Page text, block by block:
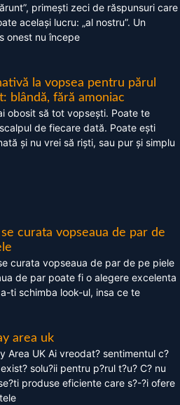
primești zeci de răspunsuri care
același lucru: „al nostru”. Un
onest nu începe
la vopsea pentru părul
blândă, fără amoniac
obosit să tot vopsești. Poate te
de fiecare dată. Poate ești
și nu vrei să riști, sau pur și simplu
curata vopseaua de par de
curata vopseaua de par de pe piele
de par poate fi o alegere excelenta
ti schimba look-ul, insa ce te
area uk
Area UK Ai vreodat? sentimentul c?
solu?ii pentru p?rul t?u? C? nu
produse eficiente care s?-?i ofere